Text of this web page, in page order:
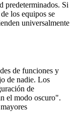
predeterminados. Si
los equipos se
universalmente
de funciones y
de nadie. Los
de
el modo oscuro".